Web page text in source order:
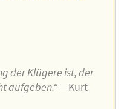
der Klügere ist, der
aufgeben.“—Kurt